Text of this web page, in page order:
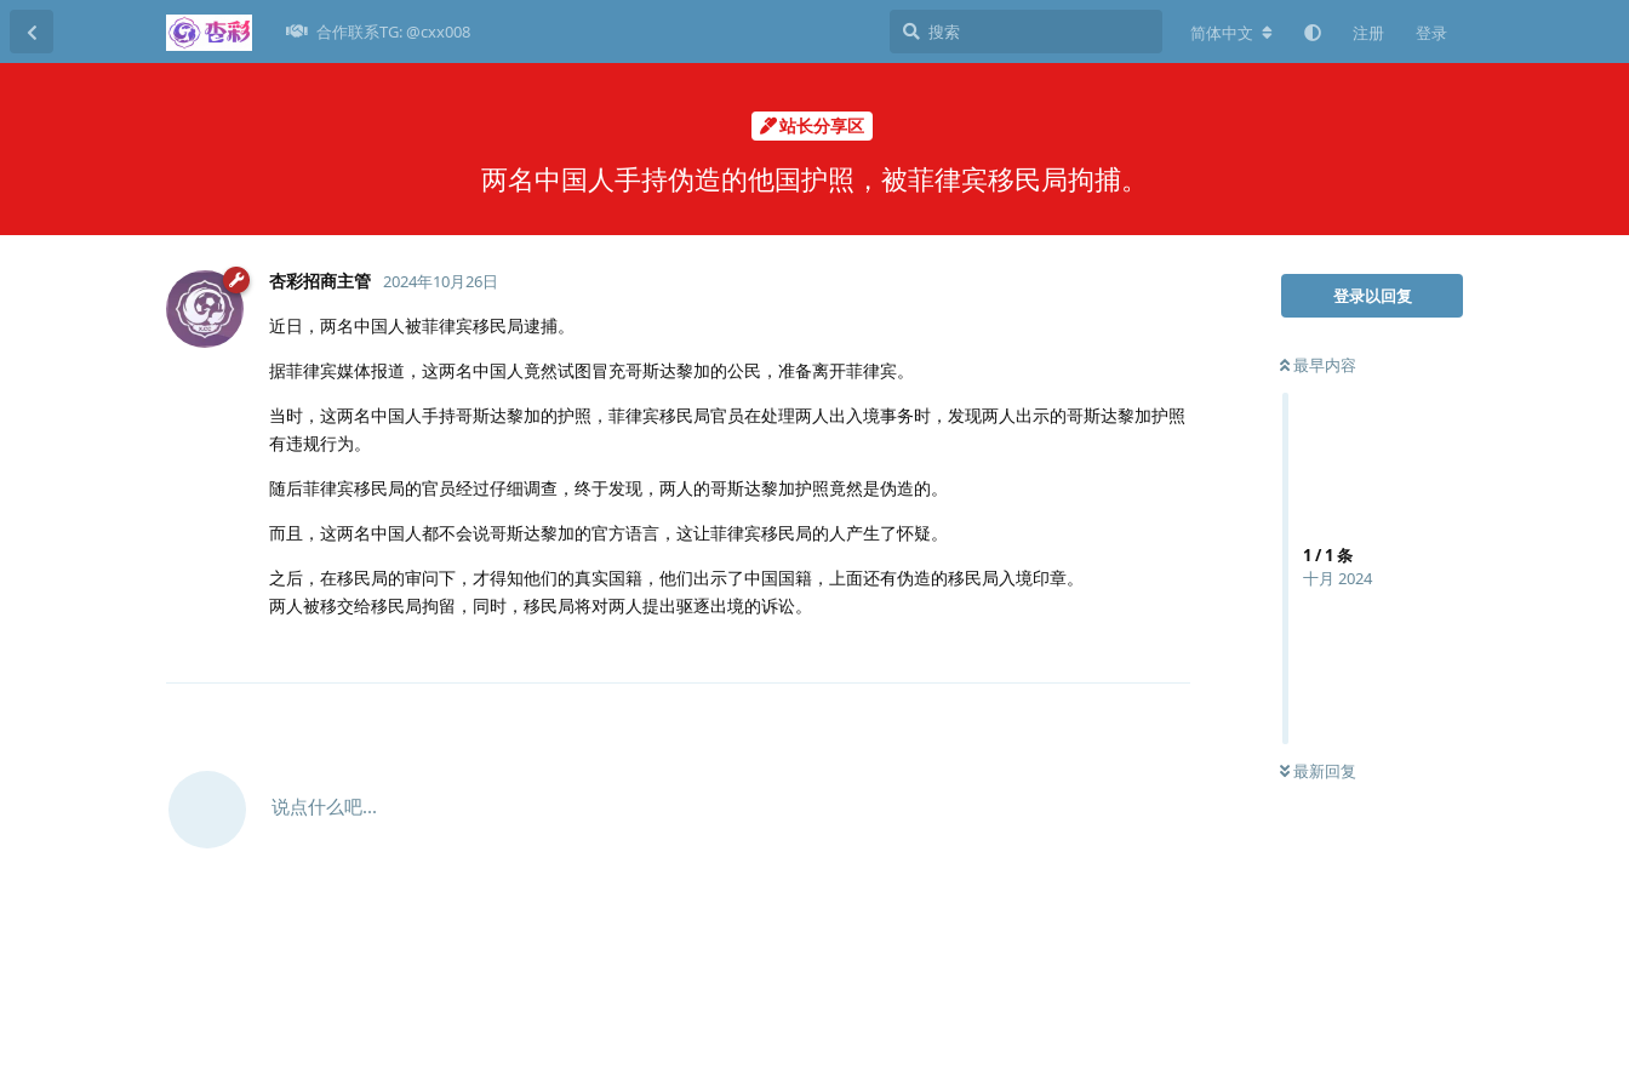
合作联系TG: @cxx008 简体中文 注册 登录
站长分享区
两名中国人手持伪造的他国护照，被菲律宾移民局拘捕。
登录以回复
最早内容
1 /1 条
十月 2024
最新回复
杏彩招商主管 2024年10月26日
近日，两名中国人被菲律宾移民局逮捕。
据菲律宾媒体报道，这两名中国人竟然试图冒充哥斯达黎加的公民，准备离开菲律宾。
当时，这两名中国人手持哥斯达黎加的护照，菲律宾移民局官员在处理两人出入境事务时，发现两人出示的哥斯达黎加护照
有违规行为。
随后菲律宾移民局的官员经过仔细调查，终于发现，两人的哥斯达黎加护照竟然是伪造的。
而且，这两名中国人都不会说哥斯达黎加的官方语言，这让菲律宾移民局的人产生了怀疑。
之后，在移民局的审问下，才得知他们的真实国籍，他们出示了中国国籍，上面还有伪造的移民局入境印章。
两人被移交给移民局拘留，同时，移民局将对两人提出驱逐出境的诉讼。
说点什么吧...